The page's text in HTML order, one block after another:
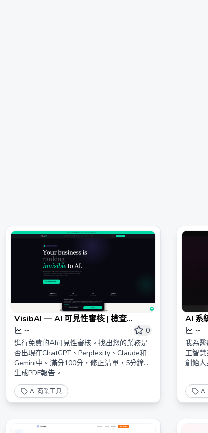
VisibAI — AI 可見性審核 | 檢查
ChatGPT 是否知道你的存在
--
0
進行免費的AI可見性審核。找出您的業務是
否出現在ChatGPT、Perplexity、Claude和
Gemini中。滿分100分，修正清單，5分鐘內
生成PDF報告。
AI 商業工具
AI 系
--
我為
工智慧
創始
AI